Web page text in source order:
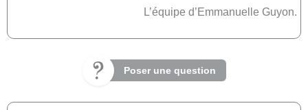
L’équipe d’Emmanuelle Guyon.
Poser une question